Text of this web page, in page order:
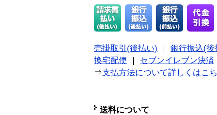
売掛取引(後払い) ｜ 銀行振込(後
換宅配便 ｜ セブンイレブン決済
⇒支払方法について詳しくはこ
送料について